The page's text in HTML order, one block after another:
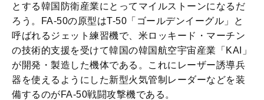
とする韓国防衛産業にとってマイルストーンになるだ
ろう。FA-50の原型はT-50「ゴールデンイーグル」と
呼ばれるジェット練習機で、米ロッキード・マーチン
の技術的支援を受けて韓国の韓国航空宇宙産業「KAI」
が開発・製造した機体である。これにレーザー誘導兵
器を使えるようにした新型火気管制レーダーなどを装
備するのがFA-50戦闘攻撃機である。